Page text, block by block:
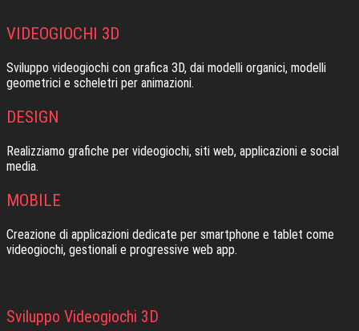
VIDEOGIOCHI 3D
Sviluppo videogiochi con grafica 3D, dai modelli organici, modelli
geometrici e scheletri per animazioni.
DESIGN
Realizziamo grafiche per videogiochi, siti web, applicazioni e social
media.
MOBILE
Creazione di applicazioni dedicate per smartphone e tablet come
videogiochi, gestionali e progressive web app.
Sviluppo Videogiochi 3D